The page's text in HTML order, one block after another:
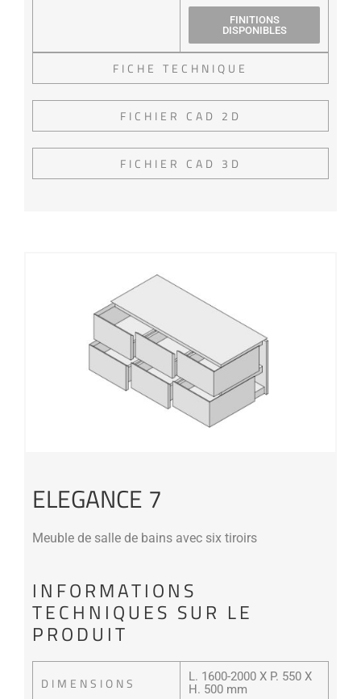
FINITIONS
DISPONIBLES
FICHE TECHNIQUE
FICHIER CAD 2D
FICHIER CAD 3D
ELEGANCE 7
Meuble de salle de bains avec six tiroirs
INFORMATIONS
TECHNIQUES SUR LE
PRODUIT
DIMENSIONS
L. 1600-2000 X P. 550 X
H. 500 mm